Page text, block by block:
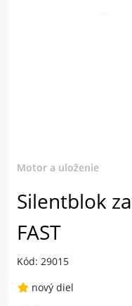
Motor a uloženie
Silentblok
FAST
Kód: 29015
nový diel